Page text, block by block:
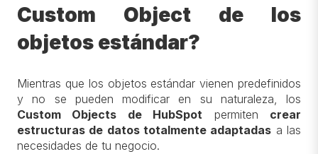
Custom Object de los
objetos estándar?
Mientras que los objetos estándar vienen predefinidos
y no se pueden modificar en su naturaleza, los
Custom Objects de HubSpot permiten crear
estructuras de datos totalmente adaptadas a las
necesidades de tu negocio.